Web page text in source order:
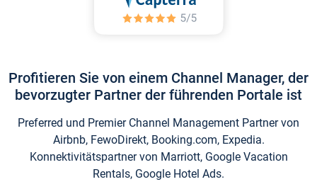
Profitieren Sie von einem Channel Manager, der
bevorzugter Partner der führenden Portale ist
Preferred und Premier Channel Management Partner von
Airbnb, FewoDirekt, Booking.com, Expedia.
Konnektivitätspartner von Marriott, Google Vacation
Rentals, Google Hotel Ads.